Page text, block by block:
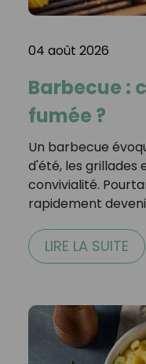
04 août 2026
Barbecue :
fumée ?
Un barbecue
d'été, les grillades
convivialité.
rapidement
LIRE LA SUITE